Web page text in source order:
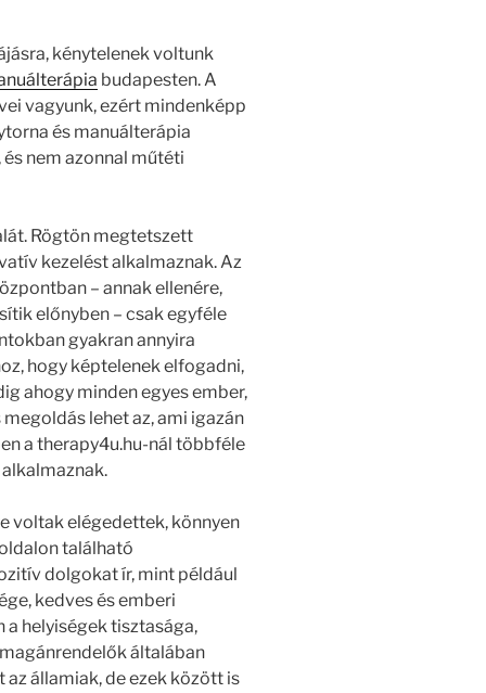
kénytelenek voltunk
budapesten. A
vagyunk, ezért mindenképp
és manuálterápia
nem azonnal műtéti
Rögtön megtetszett
kezelést alkalmaznak. Az
– annak ellenére,
előnyben – csak egyféle
gyakran annyira
hogy képtelenek elfogadni,
ahogy minden egyes ember,
lehet az, ami igazán
a therapy4u.hu-nál többféle
voltak elégedettek, könnyen
található
dolgokat ír, mint például
kedves és emberi
a helyiségek tisztasága,
általában
államiak, de ezek között is